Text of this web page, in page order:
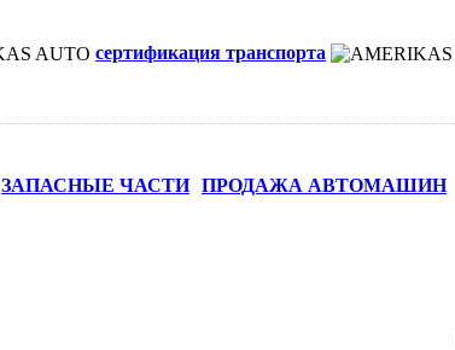
сертификация транспорта
ЗАПАСНЫЕ ЧАСТИ ПРОДАЖА АВТОМАШИН